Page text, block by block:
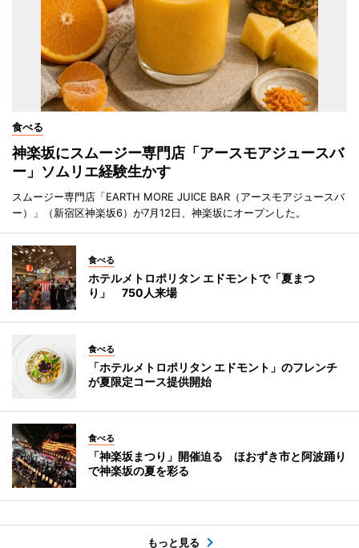
食べる
神楽坂にスムージー専門店「アースモアジュースバ
ー」ソムリエ経験生かす
スムージー専門店「EARTH MORE JUICE BAR（アースモアジュースバ
ー）」（新宿区神楽坂6）が7月12日、神楽坂にオープンした。
食べる
ホテルメトロポリタン エドモントで「夏まつ
り」 750人来場
食べる
「ホテルメトロポリタン エドモント」のフレンチ
が夏限定コース提供開始
食べる
「神楽坂まつり」開催迫る ほおずき市と阿波踊り
で神楽坂の夏を彩る
もっと見る